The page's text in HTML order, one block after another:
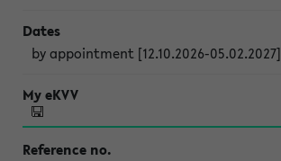
by appointment [12.10.2026-05.02.2027]